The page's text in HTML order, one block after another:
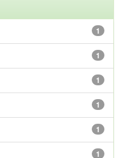
1
1
1
1
1
1